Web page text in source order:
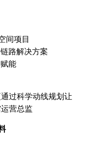
间项目
路解决方案
能
过科学动线规划让
营总监